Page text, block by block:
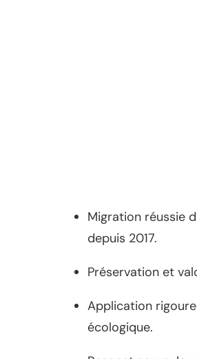
Migration réussie
depuis 2017.
Préservation et
Application
écologique.